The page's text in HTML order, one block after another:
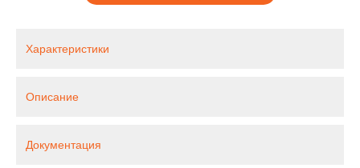
Характеристики
Описание
Документация